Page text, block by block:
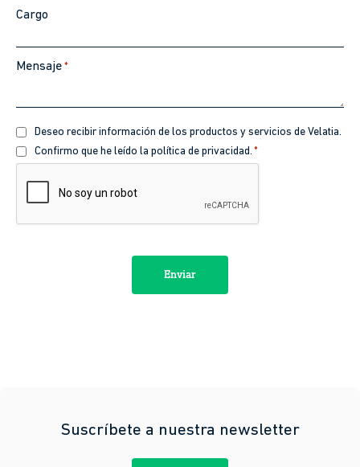
Cargo
Mensaje *
Recibir
información
Deseo recibir información de los productos y servicios de Velatia.
Política
de
privacidad
Confirmo que he leído la política de privacidad. *
Suscríbete a nuestra newsletter